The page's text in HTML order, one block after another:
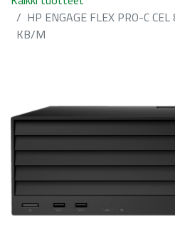
HP ENGAGE FLEX PRO-C
KB/M